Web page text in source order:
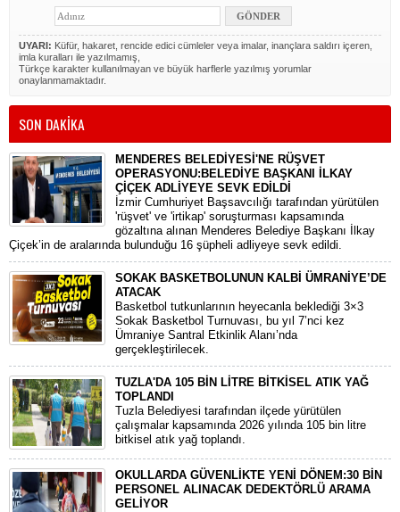
UYARI: Küfür, hakaret, rencide edici cümleler veya imalar, inançlara saldırı içeren,
imla kuralları ile yazılmamış,
Türkçe karakter kullanılmayan ve büyük harflerle yazılmış yorumlar
onaylanmamaktadır.
SON DAKİKA
MENDERES BELEDİYESİ'NE RÜŞVET
OPERASYONU:BELEDİYE BAŞKANI İLKAY
ÇİÇEK ADLİYEYE SEVK EDİLDİ
​İzmir Cumhuriyet Başsavcılığı tarafından yürütülen
'rüşvet' ve 'irtikap' soruşturması kapsamında
gözaltına alınan Menderes Belediye Başkanı İlkay
Çiçek’in de aralarında bulunduğu 16 şüpheli adliyeye sevk edildi.
SOKAK BASKETBOLUNUN KALBİ ÜMRANİYE’DE
ATACAK
Basketbol tutkunlarının heyecanla beklediği 3×3
Sokak Basketbol Turnuvası, bu yıl 7’nci kez
Ümraniye Santral Etkinlik Alanı’nda
gerçekleştirilecek.
TUZLA'DA 105 BİN LİTRE BİTKİSEL ATIK YAĞ
TOPLANDI
Tuzla Belediyesi tarafından ilçede yürütülen
çalışmalar kapsamında 2026 yılında 105 bin litre
bitkisel atık yağ toplandı.
OKULLARDA GÜVENLİKTE YENİ DÖNEM:30 BİN
PERSONEL ALINACAK DEDEKTÖRLÜ ARAMA
GELİYOR